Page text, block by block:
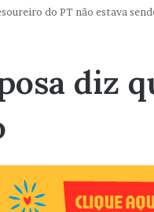
do PT não estava
diz